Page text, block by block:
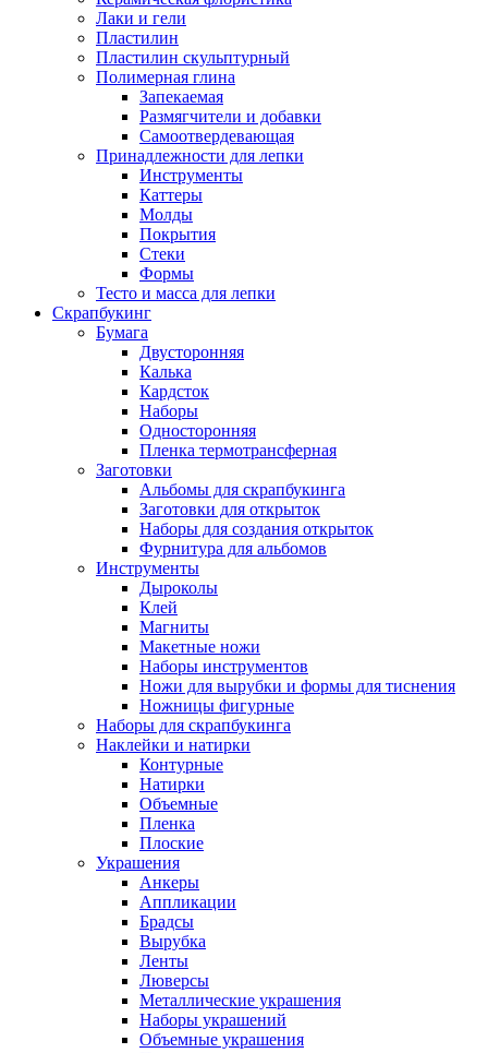
Лаки и гели
Пластилин
Пластилин скульптурный
Полимерная глина
Запекаемая
Размягчители и добавки
Самоотвердевающая
Принадлежности для лепки
Инструменты
Каттеры
Молды
Покрытия
Стеки
Формы
Тесто и масса для лепки
Скрапбукинг
Бумага
Двусторонняя
Калька
Кардсток
Наборы
Односторонняя
Пленка термотрансферная
Заготовки
Альбомы для скрапбукинга
Заготовки для открыток
Наборы для создания открыток
Фурнитура для альбомов
Инструменты
Дыроколы
Клей
Магниты
Макетные ножи
Наборы инструментов
Ножи для вырубки и формы для тиснения
Ножницы фигурные
Наборы для скрапбукинга
Наклейки и натирки
Контурные
Натирки
Объемные
Пленка
Плоские
Украшения
Анкеры
Аппликации
Брадсы
Вырубка
Ленты
Люверсы
Металлические украшения
Наборы украшений
Объемные украшения